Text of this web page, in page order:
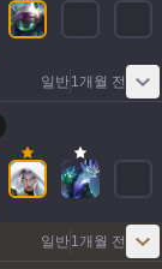
일반1개월 전
일반1개월 전